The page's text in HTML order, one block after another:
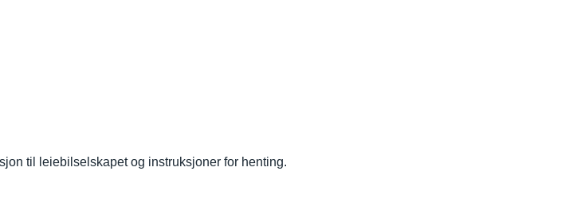
til leiebilselskapet og instruksjoner for henting.